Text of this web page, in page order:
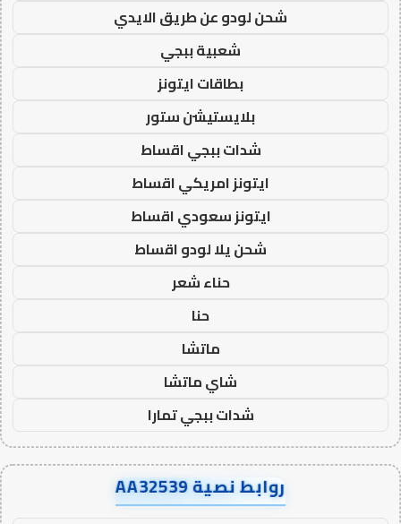
شحن لودو عن طريق الايدي
شعبية ببجي
بطاقات ايتونز
بلايستيشن ستور
شدات ببجي اقساط
ايتونز امريكي اقساط
ايتونز سعودي اقساط
شحن يلا لودو اقساط
حناء شعر
حنا
ماتشا
شاي ماتشا
شدات ببجي تمارا
روابط نصية AA32539